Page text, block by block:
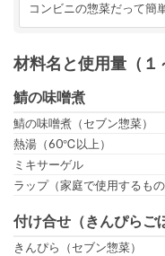
コンビニの惣菜だって簡
材料名と使用量（１
鯖の味噌煮
鯖の味噌煮（セブン惣菜）
熱湯（60℃以上）
ミキサーゲル
ラップ（家庭で使用するもの
付け合せ（きんぴらご
きんぴら（セブン惣菜）